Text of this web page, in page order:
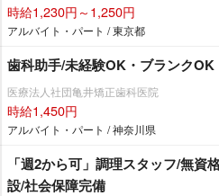
時給1,230円～1,250円
アルバイト・パート / 東京都
歯科助手/未経験OK・ブランクOK
医療法人社団亀井矯正歯科医院
時給1,450円
アルバイト・パート / 神奈川県
「週2から可」調理スタッフ/無資
設/社会保障完備